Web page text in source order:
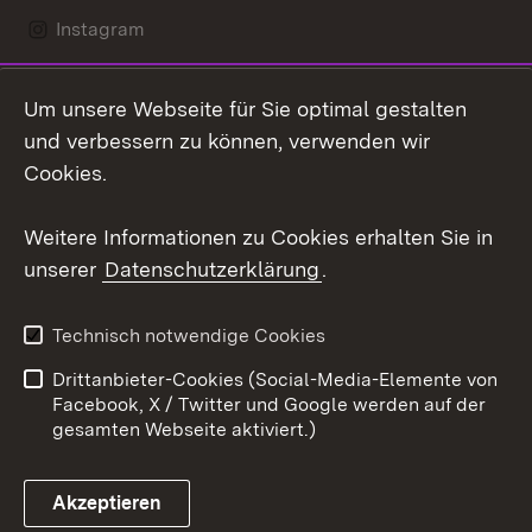
Instagram
Mastodon
Youtube
Link zum Landesportal
Kontakt
Datenschutz
Barrierefreiheit
Impressum Cookies
Um unsere Webseite für Sie optimal gestalten
und verbessern zu können, verwenden wir
Cookies.
Weitere Informationen zu Cookies erhalten Sie in
unserer Datenschutzerklärung.
Technisch notwendige Cookies
Drittanbieter-Cookies (Social-Media-Elemente von
Facebook, X / Twitter und Google werden auf der
gesamten Webseite aktiviert.)
Akzeptieren